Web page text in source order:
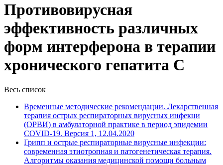
Противовирусная
эффективность различных
форм интерферона в терапии
хронического гепатита С
Весь список
Временные методические рекомендации. Лекарственная
терапия острых респираторных вирусных инфекци
(ОРВИ) в амбулаторной практике в период эпидемии
COVID-19. Версия 1, 12.04.2020
Грипп и острые респираторные вирусные инфекции:
современная этиотропная и патогенетическая терапия.
Алгоритмы оказания медицинской помощи больным